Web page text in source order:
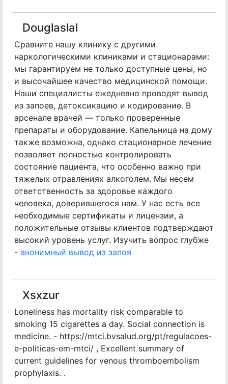
Douglaslal
Сравните нашу клинику с другими
наркологическими клиниками и стационарами:
мы гарантируем не только доступные цены, но
и высочайшее качество медицинской помощи.
Наши специалисты ежедневно проводят вывод
из запоев, детоксикацию и кодирование. В
арсенале врачей — только проверенные
препараты и оборудование. Капельница на дому
также возможна, однако стационарное лечение
позволяет полностью контролировать
состояние пациента, что особенно важно при
тяжелых отравлениях алкоголем. Мы несем
ответственность за здоровье каждого
человека, доверившегося нам. У нас есть все
необходимые сертификаты и лицензии, а
положительные отзывы клиентов подтверждают
высокий уровень услуг. Изучить вопрос глубже
- анонимный вывод из запоя
Xsxzur
Loneliness has mortality risk comparable to
smoking 15 cigarettes a day. Social connection is
medicine. - https://mtci.bvsalud.org/pt/regulacoes-
e-politicas-em-mtci/ , Excellent summary of
current guidelines for venous thromboembolism
prophylaxis. .